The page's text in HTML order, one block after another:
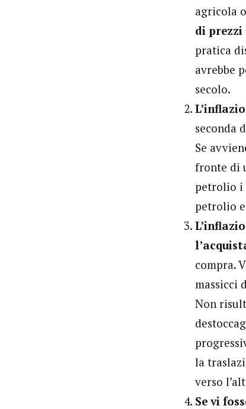
agricola
di
pratica
avrebbe
secolo.
seconda
Se
fronte di
petrolio i
petrolio
compra.
massicci
Non
la
verso
Se vi